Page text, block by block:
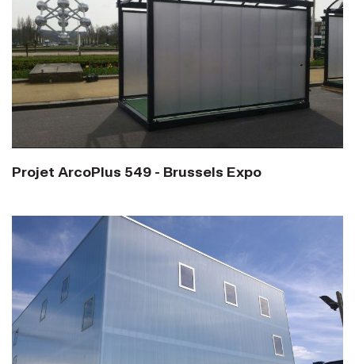
Projet ArcoPlus 549 - Brussels Expo